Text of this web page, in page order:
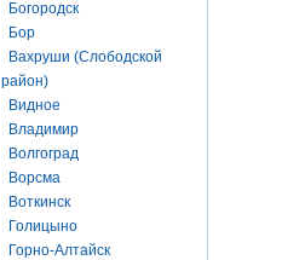
Богородск
Бор
Вахруши (Слободской
район)
Видное
Владимир
Волгоград
Ворсма
Воткинск
Голицыно
Горно-Алтайск